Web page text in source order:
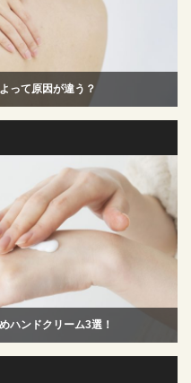
って原因が違う？
ハンドクリーム3選！